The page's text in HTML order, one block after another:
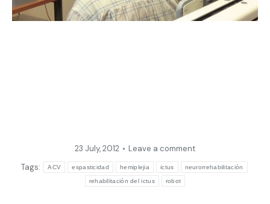
23 July, 2012
Leave a comment
Tags:
ACV espasticidad hemiplejia ictus neurorrehabilitación
rehabilitación del ictus robot